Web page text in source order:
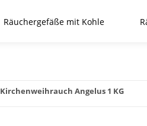
Räuchergefäße mit Kohle
Kirchenweihrauch Angelus 1 KG